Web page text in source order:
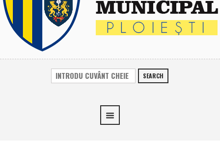
SEARCH